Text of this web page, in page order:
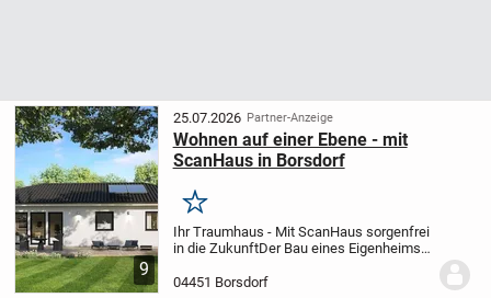
9
25.07.2026 Partner-Anzeige
Wohnen auf einer Ebene - mit
ScanHaus in Borsdorf
Merken
Ihr Traumhaus - Mit ScanHaus sorgenfrei
in die ZukunftDer Bau eines Eigenheims
im Leben. Doch wir wissen: So groß die
04451 Borsdorf